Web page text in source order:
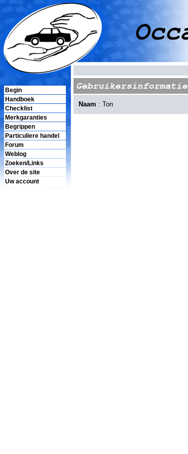
Begin
Handboek
Checklist
Merkgaranties
Begrippen
Particuliere handel
Forum
Weblog
Zoeken/Links
Over de site
Uw account
Gebruikersinformatie
Naam : Ton